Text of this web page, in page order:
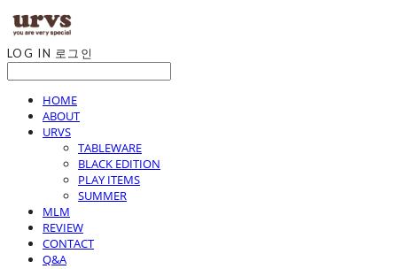
LOG IN 로그인
HOME
ABOUT
URVS
TABLEWARE
BLACK EDITION
PLAY ITEMS
SUMMER
MLM
REVIEW
CONTACT
Q&A